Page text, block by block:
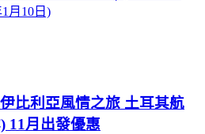
月10日)
比利亞風情之旅 土耳其航
11月出發優惠